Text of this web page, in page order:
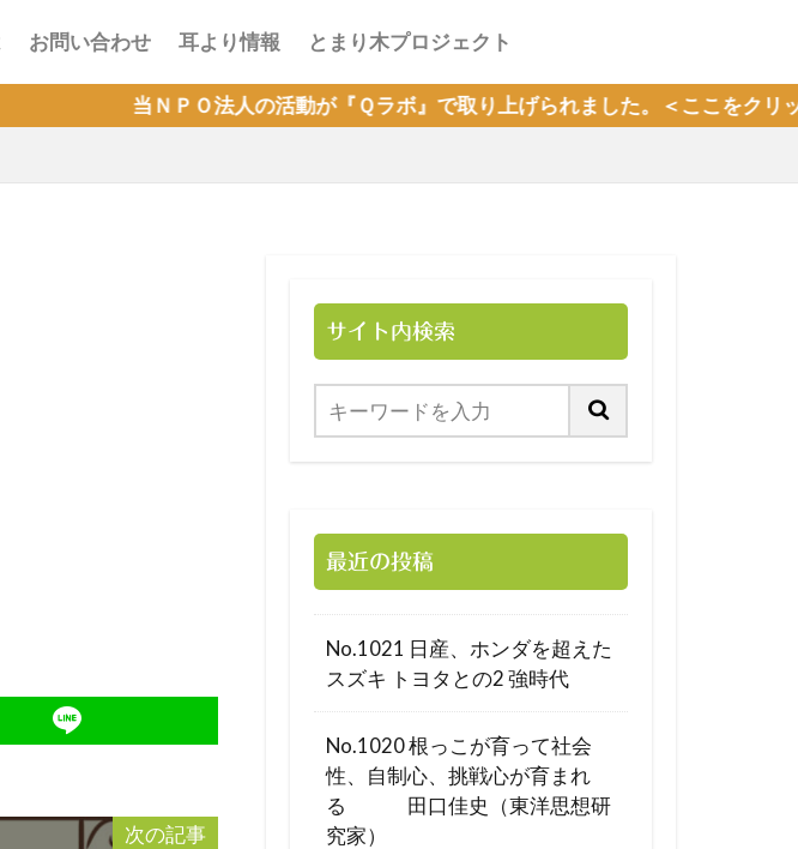
お問い合わせ 耳より情報 とまり木プロジェクト
当ＮＰＯ法人の活動が『Ｑラボ』で取り上げられました。＜ここをクリック＞
次の記事
サイト内検索
最近の投稿
No.1021 日産、ホンダを超えた
スズキ トヨタとの2 強時代
No.1020 根っこが育って社会
性、自制心、挑戦心が育まれ
る 田口佳史（東洋思想研
究家）